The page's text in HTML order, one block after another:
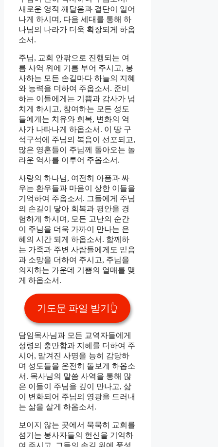
새로운 영적 깨달음과 결단이 일어
나게 하시며, 다음 세대를 통해 하
나님의 나라가 더욱 확장되게 하옵
소서.
주님, 교회 안팎으로 진행되는 여
름 사역 위에 기름 부어 주시고, 봉
사하는 모든 손길마다 하늘의 지혜
와 능력을 더하여 주옵소서. 준비
하는 이들에게는 기쁨과 감사가 넘
치게 하시고, 참여하는 모든 성도
들에게는 치유와 회복, 변화의 역
사가 나타나게 하옵소서. 이 땅 구
석구석에 주님의 복음이 선포되고,
많은 영혼들이 주님께 돌아오는 놀
라운 역사를 이루어 주옵소서.
사랑의 하나님, 여전히 아픔과 싸
우는 환우들과 마음이 상한 이들을
기억하여 주옵소서. 그들에게 주님
의 손길이 닿아 회복과 평안을 경
험하게 하시며, 모든 고난의 순간
이 주님을 더욱 가까이 만나는 은
혜의 시간 되게 하옵소서. 함께하
는 가족과 주변 사람들에게도 믿음
과 소망을 더하여 주시고, 주님을
의지하는 가운데 기쁨의 열매를 맺
게 하옵소서.
기도문 파일 받기👆️
담임목사님과 모든 교역자들에게
성령의 충만함과 지혜를 더하여 주
시어, 맡겨진 사명을 능히 감당하
며 성도들을 온전히 돌보게 하옵소
서. 목사님의 말씀 사역을 통해 많
은 이들이 주님을 깊이 만나고, 삶
이 변화되어 주님의 영광을 드러내
는 삶을 살게 하옵소서.
보이지 않는 곳에서 묵묵히 교회를
섬기는 봉사자들의 헌신을 기억하
여 주시고, 그들의 손길 위에 풍성